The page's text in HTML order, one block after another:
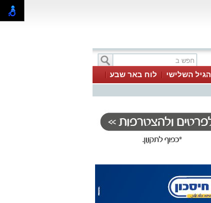
הגיל השלישי
לוח באר שבע